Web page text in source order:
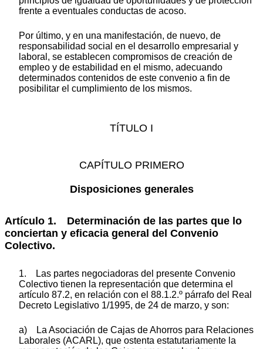
frente a eventuales conductas de acoso.
Por último, y en una manifestación, de nuevo, de
responsabilidad social en el desarrollo empresarial y
laboral, se establecen compromisos de creación de
empleo y de estabilidad en el mismo, adecuando
determinados contenidos de este convenio a fin de
posibilitar el cumplimiento de los mismos.
TÍTULO I
CAPÍTULO PRIMERO
Disposiciones generales
Artículo 1. Determinación de las partes que lo
conciertan y eficacia general del Convenio
Colectivo.
1. Las partes negociadoras del presente Convenio
Colectivo tienen la representación que determina el
artículo 87.2, en relación con el 88.1.2.º párrafo del Real
Decreto Legislativo 1/1995, de 24 de marzo, y son:
a) La Asociación de Cajas de Ahorros para Relaciones
Laborales (ACARL), que ostenta estatutariamente la